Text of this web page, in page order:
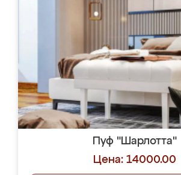
Пуф "Шарлотта"
Цена: 14000.00